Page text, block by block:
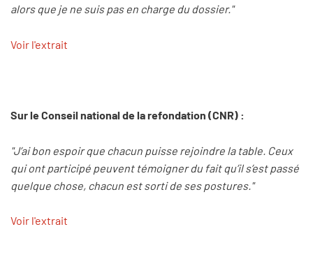
alors que je ne suis pas en charge du dossier."
Voir l'extrait
Sur le Conseil national de la refondation (CNR) :
"J’ai bon espoir que chacun puisse rejoindre la table. Ceux
qui ont participé peuvent témoigner du fait qu’il s’est passé
quelque chose, chacun est sorti de ses postures."
Voir l'extrait